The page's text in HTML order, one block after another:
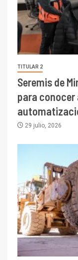
TITULAR 2
Seremis de
para conocer
29 julio, 2026